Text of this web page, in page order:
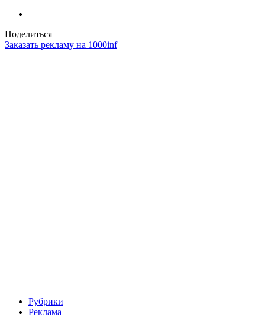
Поделиться
Заказать рекламу на 1000inf
Рубрики
Реклама